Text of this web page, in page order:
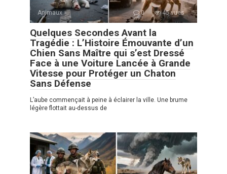
Animaux 0 45 vues
Quelques Secondes Avant la
Tragédie : L’Histoire Émouvante d’un
Chien Sans Maître qui s’est Dressé
Face à une Voiture Lancée à Grande
Vitesse pour Protéger un Chaton
Sans Défense
L’aube commençait à peine à éclairer la ville. Une brume
légère flottait au-dessus de